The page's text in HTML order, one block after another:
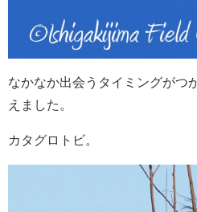
なかなか出会うタイミングがつ
えました。
カタグロトビ。